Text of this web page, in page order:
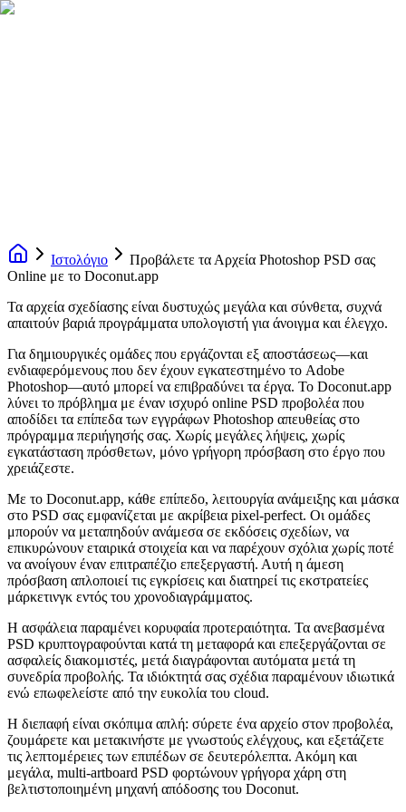
Ιστολόγιο
Προβάλετε τα Αρχεία Photoshop PSD σας
Online με το Doconut.app
Τα αρχεία σχεδίασης είναι δυστυχώς μεγάλα και σύνθετα, συχνά
απαιτούν βαριά προγράμματα υπολογιστή για άνοιγμα και έλεγχο.
Για δημιουργικές ομάδες που εργάζονται εξ αποστάσεως—και
ενδιαφερόμενους που δεν έχουν εγκατεστημένο το Adobe
Photoshop—αυτό μπορεί να επιβραδύνει τα έργα. Το Doconut.app
λύνει το πρόβλημα με έναν ισχυρό online PSD προβολέα που
αποδίδει τα επίπεδα των εγγράφων Photoshop απευθείας στο
πρόγραμμα περιήγησής σας. Χωρίς μεγάλες λήψεις, χωρίς
εγκατάσταση πρόσθετων, μόνο γρήγορη πρόσβαση στο έργο που
χρειάζεστε.
Με το Doconut.app, κάθε επίπεδο, λειτουργία ανάμειξης και μάσκα
στο PSD σας εμφανίζεται με ακρίβεια pixel‑perfect. Οι ομάδες
μπορούν να μεταπηδούν ανάμεσα σε εκδόσεις σχεδίων, να
επικυρώνουν εταιρικά στοιχεία και να παρέχουν σχόλια χωρίς ποτέ
να ανοίγουν έναν επιτραπέζιο επεξεργαστή. Αυτή η άμεση
πρόσβαση απλοποιεί τις εγκρίσεις και διατηρεί τις εκστρατείες
μάρκετινγκ εντός του χρονοδιαγράμματος.
Η ασφάλεια παραμένει κορυφαία προτεραιότητα. Τα ανεβασμένα
PSD κρυπτογραφούνται κατά τη μεταφορά και επεξεργάζονται σε
ασφαλείς διακομιστές, μετά διαγράφονται αυτόματα μετά τη
συνεδρία προβολής. Τα ιδιόκτητά σας σχέδια παραμένουν ιδιωτικά
ενώ επωφελείστε από την ευκολία του cloud.
Η διεπαφή είναι σκόπιμα απλή: σύρετε ένα αρχείο στον προβολέα,
ζουμάρετε και μετακινήστε με γνωστούς ελέγχους, και εξετάζετε
τις λεπτομέρειες των επιπέδων σε δευτερόλεπτα. Ακόμη και
μεγάλα, multi‑artboard PSD φορτώνουν γρήγορα χάρη στη
βελτιστοποιημένη μηχανή απόδοσης του Doconut.